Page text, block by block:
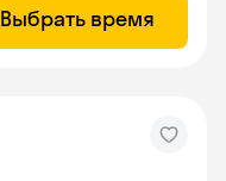
Выбрать время